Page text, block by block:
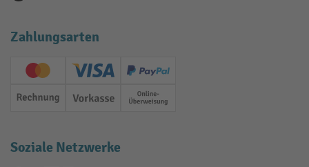
Zahlungsarten
Creditcard (Master)Creditcard (Visa)
PayPal
Rechnung Vorkasse Online-Überweisung
Soziale Netzwerke